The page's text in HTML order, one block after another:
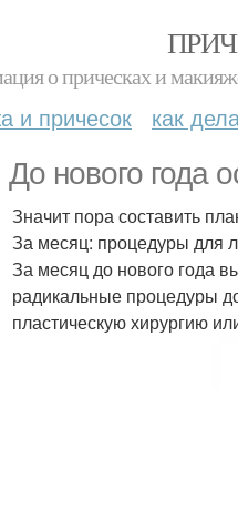
о прическах и
и причесок как
До нового года
Значит пора составить
За месяц: процедуры для
За месяц до нового года
радикальные процедуры
пластическую хирургию